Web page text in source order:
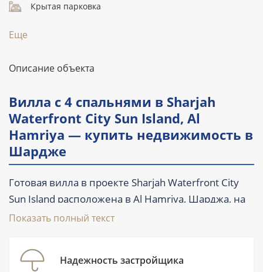
Крытая парковка
Еще
Описание объекта
Вилла с 4 спальнями в Sharjah
Waterfront City Sun Island, Al
Hamriya — купить недвижимость в
Шардже
Готовая вилла в проекте Sharjah Waterfront City
Sun Island расположена в Al Hamriya, Шарджа, на
первой линии у воды. Объект продаётся на
года, поэтому покупатель может осмотреть
реальный лот и оценить его планировку, участок
Показать полный текст
Надежность застройщика